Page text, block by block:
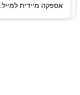
אספקה מיידית למייל.